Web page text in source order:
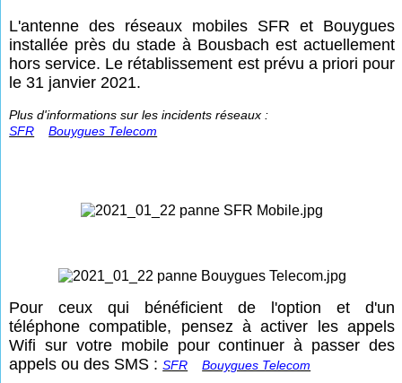
L'antenne des réseaux mobiles SFR et Bouygues
installée près du stade à Bousbach est actuellement
hors service. Le rétablissement est prévu a priori pour
le 31 janvier 2021.
Plus d'informations sur les incidents réseaux :
SFR
Bouygues Telecom
Pour ceux qui bénéficient de l'option et d'un
téléphone compatible, pensez à activer les appels
Wifi sur votre mobile pour continuer à passer des
appels ou des SMS :SFR Bouygues Telecom